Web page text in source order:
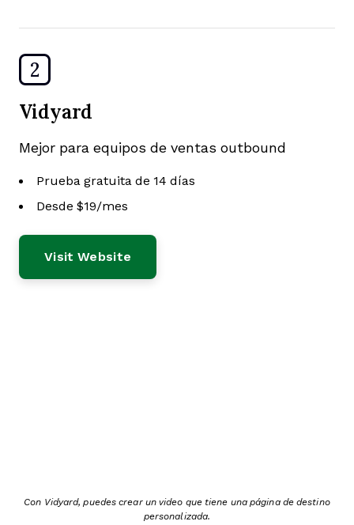
2
Vidyard
Mejor para equipos de ventas outbound
Prueba gratuita de 14 días
Desde $19/mes
Visit Website
Con Vidyard, puedes crear un video que tiene una página de destino
personalizada.